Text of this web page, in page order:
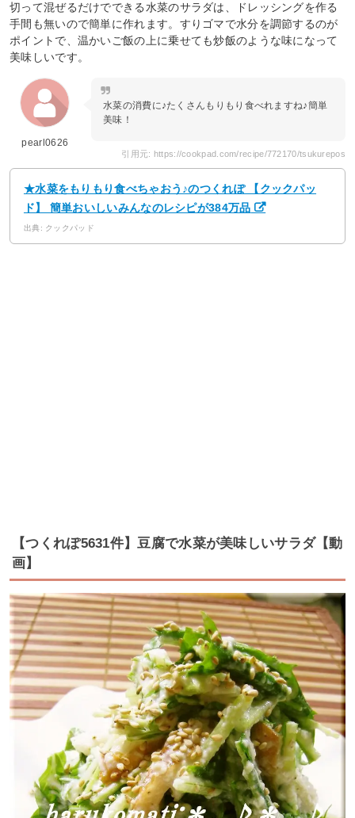
切って混ぜるだけでできる水菜のサラダは、ドレッシングを作る
手間も無いので簡単に作れます。すりゴマで水分を調節するのが
ポイントで、温かいご飯の上に乗せても炒飯のような味になって
美味しいです。
pearl0626
水菜の消費に♪たくさんもりもり食べれますね♪簡単
美味！
引用元: https://cookpad.com/recipe/772170/tsukurepos
★水菜をもりもり食べちゃおう♪のつくれぽ 【クックパッ
ド】 簡単おいしいみんなのレシピが384万品
出典: クックパッド
【つくれぽ5631件】豆腐で水菜が美味しいサラダ【動
画】